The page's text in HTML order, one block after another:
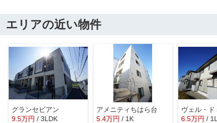
エリアの近い物件
グランセビアン
9.5万円 / 3LDK
アメニティちはら台
5.4万円 / 1K
ヴェル・
6.5万円 /